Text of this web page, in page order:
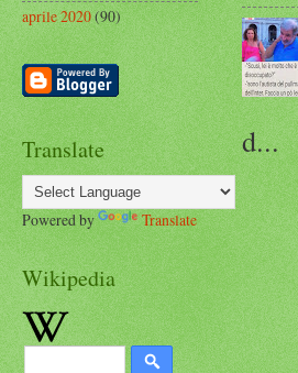
d...
aprile 2020(90)
Translate
Powered by Translate
Wikipedia